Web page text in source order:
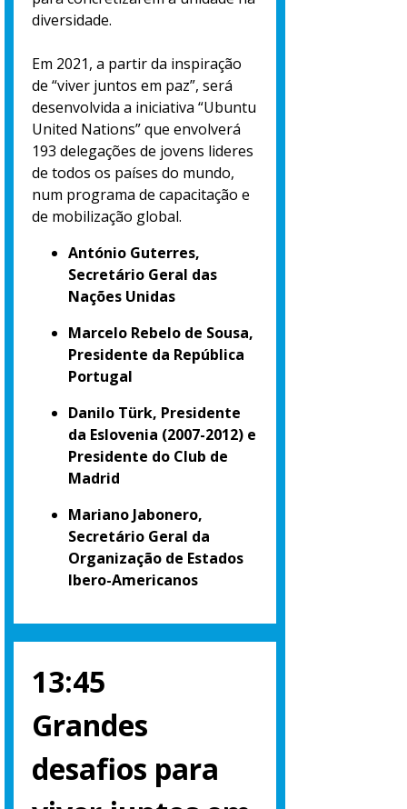
diversidade.
Em 2021, a partir da inspiração
de “viver juntos em paz”, será
desenvolvida a iniciativa “Ubuntu
United Nations” que envolverá
193 delegações de jovens lideres
de todos os países do mundo,
num programa de capacitação e
de mobilização global.
António Guterres,
Secretário Geral das
Nações Unidas
Marcelo Rebelo de Sousa,
Presidente da República
Portugal
Danilo Türk, Presidente
da Eslovenia (2007-2012) e
Presidente do Club de
Madrid
Mariano Jabonero,
Secretário Geral da
Organização de Estados
Ibero-Americanos
13:45
Grandes
desafios para